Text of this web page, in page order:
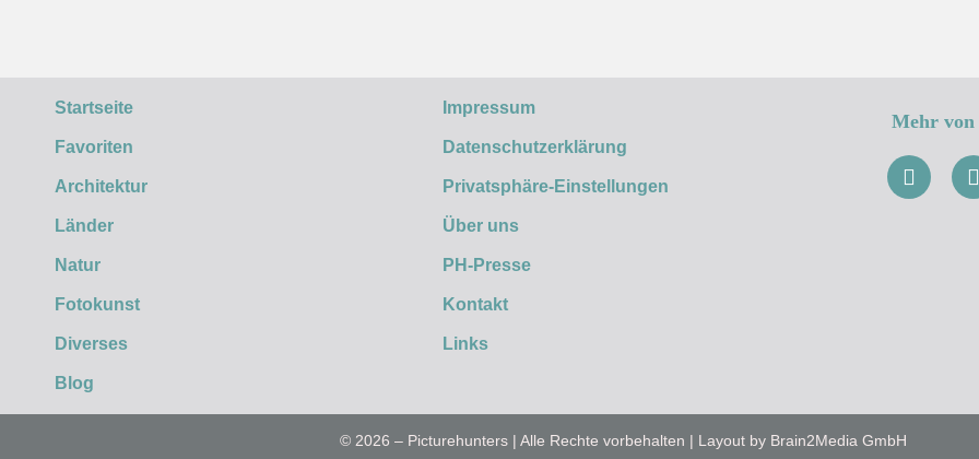
Startseite
Favoriten
Architektur
Länder
Natur
Fotokunst
Diverses
Blog
Impressum
Datenschutzerklärung
Privatsphäre-Einstellungen
Über uns
PH-Presse
Kontakt
Links
Mehr von
© 2026 – Picturehunters | Alle Rechte vorbehalten | Layout by Brain2Media GmbH